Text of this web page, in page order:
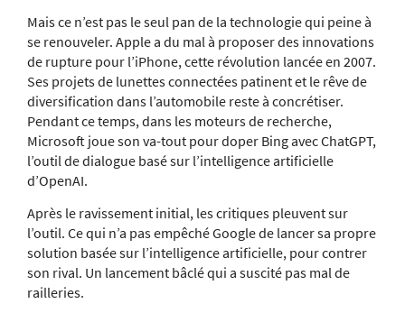
Mais ce n’est pas le seul pan de la technologie qui peine à
se renouveler. Apple a du mal à proposer des innovations
de rupture pour l’iPhone, cette révolution lancée en 2007.
Ses projets de lunettes connectées patinent et le rêve de
diversification dans l’automobile reste à concrétiser.
Pendant ce temps, dans les moteurs de recherche,
Microsoft joue son va-tout pour doper Bing avec ChatGPT,
l’outil de dialogue basé sur l’intelligence artificielle
d’OpenAI.
Après le ravissement initial, les critiques pleuvent sur
l’outil. Ce qui n’a pas empêché Google de lancer sa propre
solution basée sur l’intelligence artificielle, pour contrer
son rival. Un lancement bâclé qui a suscité pas mal de
railleries.